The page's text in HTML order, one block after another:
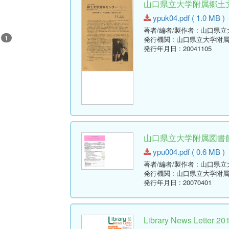
1
山口県立大学附属郷
ypuk04.pdf ( 1.0 MB )
著者/編者/製作者 : 山口県
発行機関 : 山口県立大学附
発行年月日 : 20041105
山口県立大学附属図
ypu004.pdf ( 0.6 MB )
著者/編者/製作者 : 山口県
発行機関 : 山口県立大学附
発行年月日 : 20070401
Library News Letter